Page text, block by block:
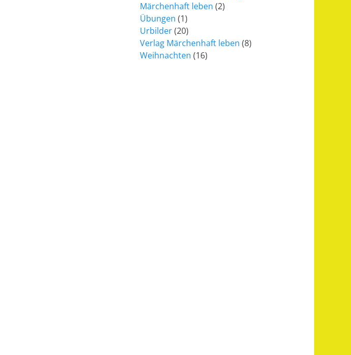
Märchenhaft leben (2)
Übungen (1)
Urbilder(20)
Verlag Märchenhaft leben (8)
Weihnachten (16)